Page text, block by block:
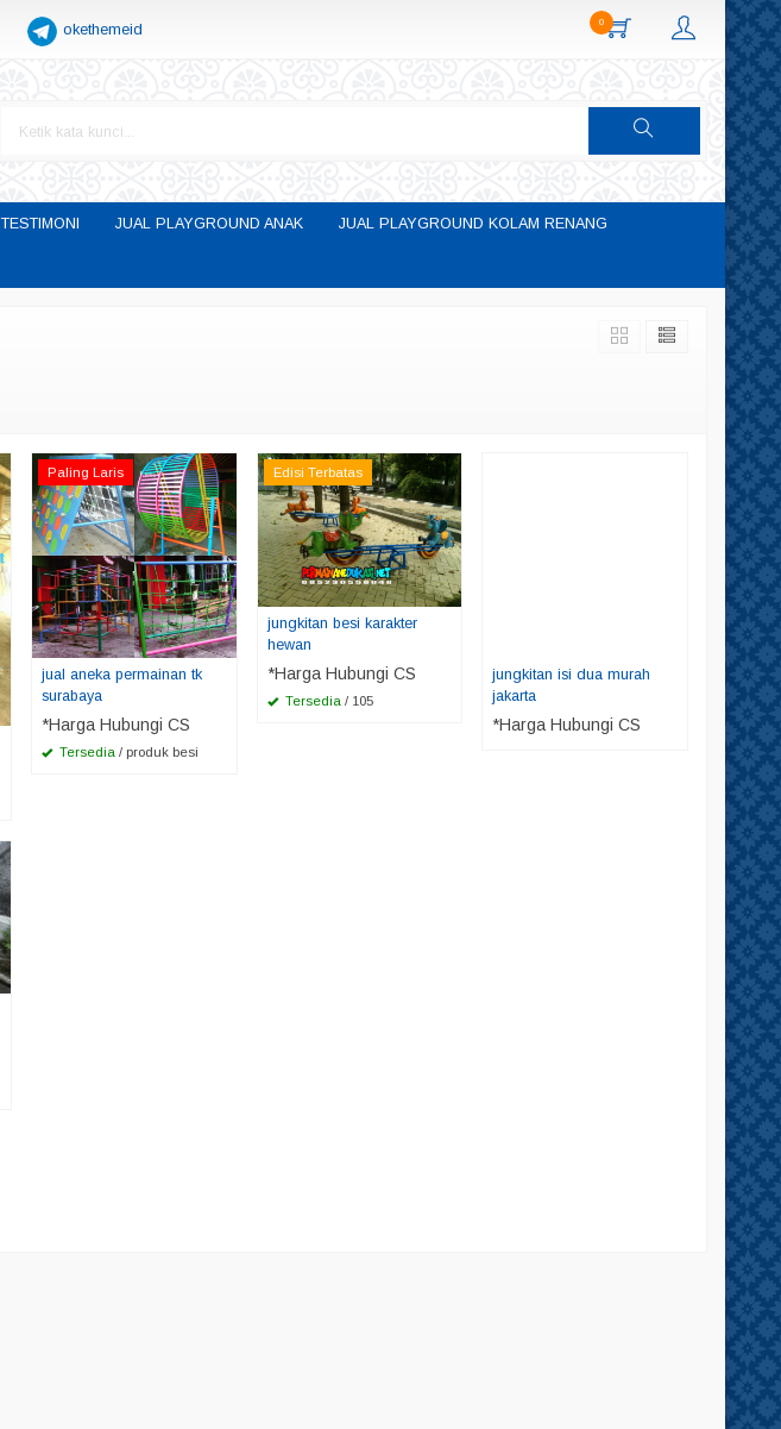
okethemeid 0
TESTIMONI JUAL PLAYGROUND ANAK JUAL PLAYGROUND KOLAM RENANG
Paling Laris
jual aneka permainan tk
surabaya
*Harga Hubungi CS
Tersedia / produk besi
Edisi Terbatas
jungkitan besi karakter
hewan
*Harga Hubungi CS
Tersedia / 105
jungkitan isi dua murah
jakarta
*Harga Hubungi CS